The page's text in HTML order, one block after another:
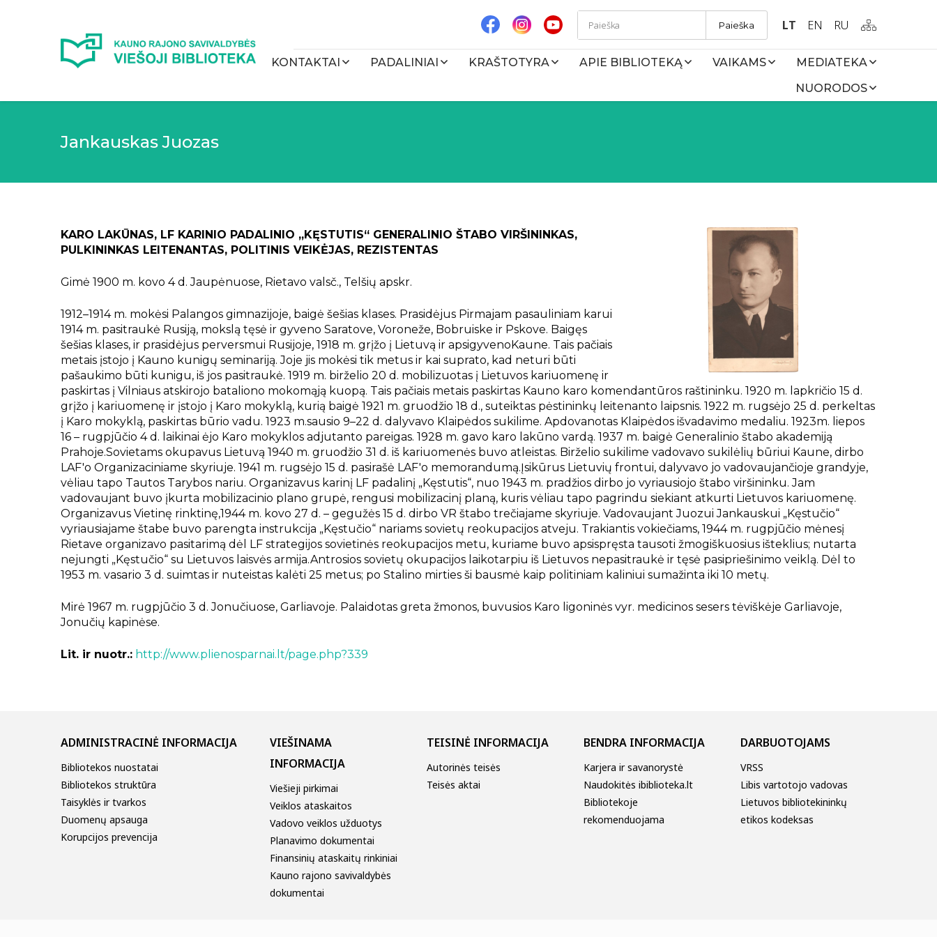
Paieška LT EN RU
KONTAKTAI PADALINIAI KRAŠTOTYRA APIE BIBLIOTEKĄ VAIKAMS
MEDIATEKA
NUORODOS
Jankauskas Juozas
KARO LAKŪNAS, LF KARINIO PADALINIO „KĘSTUTIS“ GENERALINIO ŠTABO VIRŠININKAS,
PULKININKAS LEITENANTAS, POLITINIS VEIKĖJAS, REZISTENTAS
Gimė 1900 m. kovo 4 d. Jaupėnuose, Rietavo valsč., Telšių apskr.
1912–1914 m. mokėsi Palangos gimnazijoje, baigė šešias klases. Prasidėjus Pirmajam pasauliniam karui
1914 m. pasitraukė Rusiją, mokslą tęsė ir gyveno Saratove, Voroneže, Bobruiske ir Pskove. Baigęs
šešias klases, ir prasidėjus perversmui Rusijoje, 1918 m. grįžo į Lietuvą ir apsigyvenoKaune. Tais pačiais
metais įstojo į Kauno kunigų seminariją. Joje jis mokėsi tik metus ir kai suprato, kad neturi būti
pašaukimo būti kunigu, iš jos pasitraukė. 1919 m. birželio 20 d. mobilizuotas į Lietuvos kariuomenę ir
paskirtas į Vilniaus atskirojo bataliono mokomąją kuopą. Tais pačiais metais paskirtas Kauno karo komendantūros raštininku. 1920 m. lapkričio 15 d.
grįžo į kariuomenę ir įstojo į Karo mokyklą, kurią baigė 1921 m. gruodžio 18 d., suteiktas pėstininkų leitenanto laipsnis. 1922 m. rugsėjo 25 d. perkeltas
į Karo mokyklą, paskirtas būrio vadu. 1923 m.sausio 9–22 d. dalyvavo Klaipėdos sukilime. Apdovanotas Klaipėdos išvadavimo medaliu. 1923m. liepos
16 – rugpjūčio 4 d. laikinai ėjo Karo mokyklos adjutanto pareigas. 1928 m. gavo karo lakūno vardą. 1937 m. baigė Generalinio štabo akademiją
Prahoje.Sovietams okupavus Lietuvą 1940 m. gruodžio 31 d. iš kariuomenės buvo atleistas. Birželio sukilime vadovavo sukilėlių būriui Kaune, dirbo
LAF'o Organizaciniame skyriuje. 1941 m. rugsėjo 15 d. pasirašė LAF'o memorandumą.Įsikūrus Lietuvių frontui, dalyvavo jo vadovaujančioje grandyje,
vėliau tapo Tautos Tarybos nariu. Organizavus karinį LF padalinį „Kęstutis“, nuo 1943 m. pradžios dirbo jo vyriausiojo štabo viršininku. Jam
vadovaujant buvo įkurta mobilizacinio plano grupė, rengusi mobilizacinį planą, kuris vėliau tapo pagrindu siekiant atkurti Lietuvos kariuomenę.
Organizavus Vietinę rinktinę,1944 m. kovo 27 d. – gegužės 15 d. dirbo VR štabo trečiajame skyriuje. Vadovaujant Juozui Jankauskui „Kęstučio“
vyriausiajame štabe buvo parengta instrukcija „Kęstučio“ nariams sovietų reokupacijos atveju. Trakiantis vokiečiams, 1944 m. rugpjūčio mėnesį
Rietave organizavo pasitarimą dėl LF strategijos sovietinės reokupacijos metu, kuriame buvo apsispręsta tausoti žmogiškuosius išteklius; nutarta
nejungti „Kęstučio“ su Lietuvos laisvės armija.Antrosios sovietų okupacijos laikotarpiu iš Lietuvos nepasitraukė ir tęsė pasipriešinimo veiklą. Dėl to
1953 m. vasario 3 d. suimtas ir nuteistas kalėti 25 metus; po Stalino mirties ši bausmė kaip politiniam kaliniui sumažinta iki 10 metų.
Mirė 1967 m. rugpjūčio 3 d. Jonučiuose, Garliavoje. Palaidotas greta žmonos, buvusios Karo ligoninės vyr. medicinos sesers tėviškėje Garliavoje,
Jonučių kapinėse.
Lit. ir nuotr.: http://www.plienosparnai.lt/page.php?339
ADMINISTRACINĖ INFORMACIJA
Bibliotekos nuostatai
Bibliotekos struktūra
Taisyklės ir tvarkos
Duomenų apsauga
Korupcijos prevencija
VIEŠINAMA
INFORMACIJA
Viešieji pirkimai
Veiklos ataskaitos
Vadovo veiklos užduotys
Planavimo dokumentai
Finansinių ataskaitų rinkiniai
Kauno rajono savivaldybės
dokumentai
TEISINĖ INFORMACIJA
Autorinės teisės
Teisės aktai
BENDRA INFORMACIJA
Karjera ir savanorystė
Naudokitės ibiblioteka.lt
Bibliotekoje
rekomenduojama
DARBUOTOJAMS
VRSS
Libis vartotojo vadovas
Lietuvos bibliotekininkų
etikos kodeksas